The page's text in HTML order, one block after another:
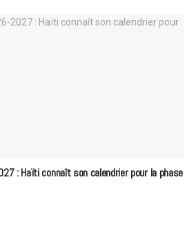
: Haïti connaît son calendrier pour la phase